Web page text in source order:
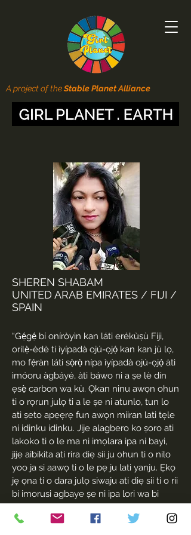
A project of theStable Planet Alliance
SHEREN SHABAM
UNITED ARAB EMIRATES / FIJI /
SPAIN
“Gẹ́gẹ́ bí oníròyìn kan láti erékùṣù Fiji,
orílẹ̀-èdè tí ìyípadà ojú-ọjọ́ kan kan jù lọ,
mo fẹ́ràn láti sọ̀rọ̀ nípa ìyípadà ojú-ọjọ́ àti
ìmóoru àgbáyé, àti báwo ni a ṣe lè dín
ẹsẹ̀ carbon wa kù. Ọkan ninu awọn ohun
ti o rọrun julọ ti a le ṣe ni atunlo, tun lo
ati ṣeto apẹẹrẹ fun awọn miiran lati tẹle
ni idinku idinku. Jije alagbero ko ṣoro ati
lakoko ti o le ma ni imọlara ipa ni bayi,
jijẹ aibikita ati rira diẹ sii ju ohun ti o nilo
yoo ja si aawọ ti o le pẹ ju lati yanju. Ẹkọ
jẹ ọna ti o dara julọ siwaju ati diẹ sii ti o rii
bi imorusi agbaye ṣe ni ipa lori wa bi
awọn orilẹ-ede kekere, diẹ sii ni akiyesi
ati iṣọra iwọ yoo di nipa ipadanu ni awọn